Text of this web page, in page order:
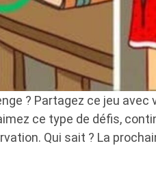
? Partagez ce jeu
ce type de défis,
Qui sait ? La